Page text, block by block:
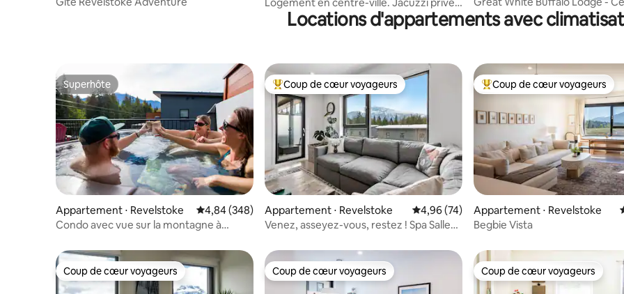
À distance de marche
de Revelstoke
Locations d'appartements avec
Superhôte
Superhôte
Appartement ⋅ Revelstoke Évaluation moyenne sur la base de 348 commentaires : 4,84 sur 5
4,84 (348)
Condo avec vue sur la montagne à
Coups de cœur voyageurs les plus appréciés
Coup de cœur voyageurs
Appartement ⋅ Revelstoke Évaluation moyenne sur la base de 74
4,96 (74)
Venez, asseyez-vous, restez ! Spa Salle
Coups de cœur voyageurs les
Coup de cœur voyageurs
Appartement ⋅ Revelstoke
Begbie Vista
Coup de cœur voyageurs
Coup de cœur voyageurs Coup de cœur voyageurs
Coup de cœur voyageurs Coup de cœur voyageurs
Coup de cœur voyageurs